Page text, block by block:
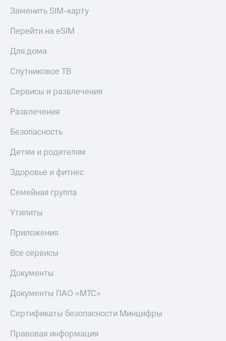
Заменить SIM-карту
Перейти на eSIM
Для дома
Спутниковое ТВ
Сервисы и развлечения
Развлечения
Безопасность
Детям и родителям
Здоровье и фитнес
Семейная группа
Утилиты
Приложения
Все сервисы
Документы
Документы ПАО «МТС»
Сертификаты безопасности Минцифры
Правовая информация